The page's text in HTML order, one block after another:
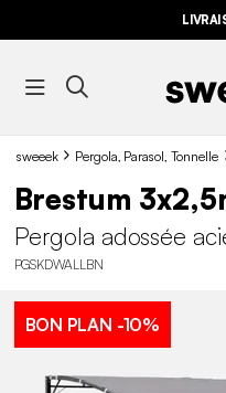
sweeek Pergola, Parasol, Tonnelle
Brestum
Pergola adossée
PGSKDWALLBN
BON PLAN -10%